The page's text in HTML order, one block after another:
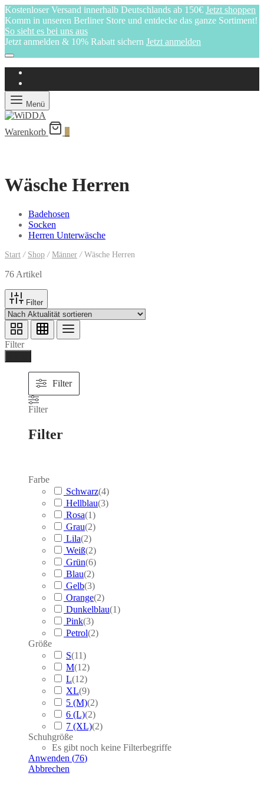
Kostenloser Versand innerhalb Deutschlands ab 150€ Jetzt shoppen
Komm in unseren Berliner Store und entdecke das ganze Sortiment!
So sieht es bei uns aus
Jetzt anmelden & 10% Rabatt sichern Jetzt anmelden
Menü
Warenkorb
Wäsche Herren
Badehosen
Socken
Herren Unterwäsche
Start / Shop / Männer /Wäsche Herren
76 Artikel
Filter
Filter
Filter
Filter
Filter
Farbe
Schwarz(4)
Hellblau(3)
Rosa(1)
Grau(2)
Lila(2)
Weiß(2)
Grün(6)
Blau(2)
Gelb(3)
Orange(2)
Dunkelblau(1)
Pink(3)
Petrol(2)
Größe
S(11)
M(12)
L(12)
XL(9)
5 (M)(2)
6 (L)(2)
7 (XL)(2)
Schuhgröße
Es gibt noch keine Filterbegriffe
Anwenden (76)
Abbrechen